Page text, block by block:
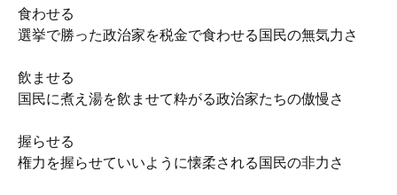
食わせる
選挙で勝った政治家を税金で食わせる国民の無気力さ
飲ませる
国民に煮え湯を飲ませて粋がる政治家たちの傲慢さ
握らせる
権力を握らせていいように懐柔される国民の非力さ